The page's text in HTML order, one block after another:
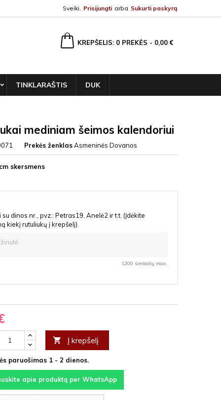
Sveiki, Prisijungti arba Sukurti paskyrą
KREPŠELIS 0 PREKĖS - 0,00 €
TINKLARAŠTIS DUK
mediniam šeimos kalendoriui
Prekės ženklasAsmeninės Dovanos
skersmens
su dinos nr., pvz.: Petras19, Anelė2 ir t.t. (Įdėkite
kiekį rutuliukų į krepšelį).
1200 simbolių max.
 Į krepšelį
paruošimas 1 - 2 dienos.
apie produktą per WhatsApp